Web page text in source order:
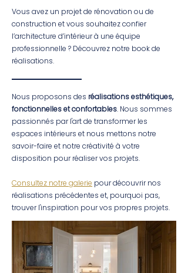
Vous avez un projet de rénovation ou de
construction et vous souhaitez confier
l’architecture d’intérieur à une équipe
professionnelle ? Découvrez notre book de
réalisations.
Nous proposons des réalisations esthétiques,
fonctionnelles et confortables. Nous sommes
passionnés par l'art de transformer les
espaces intérieurs et nous mettons notre
savoir-faire et notre créativité à votre
disposition pour réaliser vos projets.
Consultez notre galerie pour découvrir nos
réalisations précédentes et, pourquoi pas,
trouver l'inspiration pour vos propres projets.